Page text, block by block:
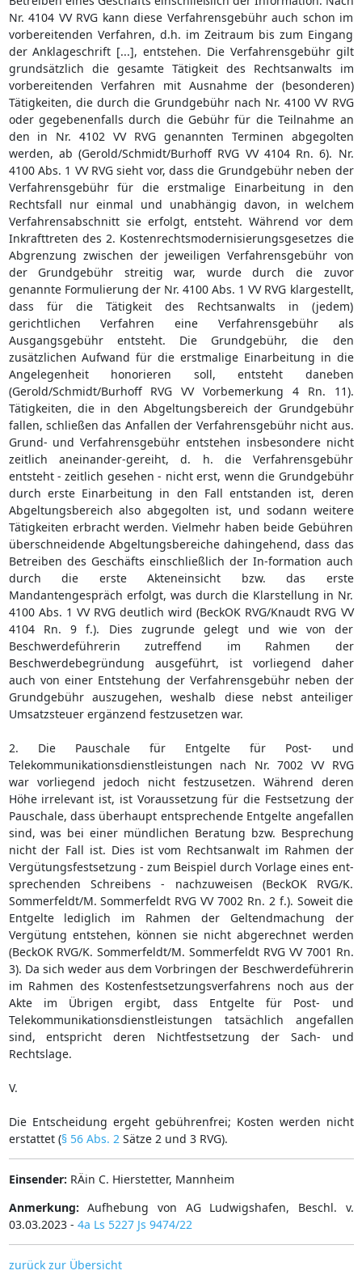
Nr. 4104 VV RVG kann diese Verfahrensgebühr auch schon im
vorbereitenden Verfahren, d.h. im Zeitraum bis zum Eingang
der Anklageschrift [...], entstehen. Die Verfahrensgebühr gilt
grundsätzlich die gesamte Tätigkeit des Rechtsanwalts im
vorbereitenden Verfahren mit Ausnahme der (besonderen)
Tätigkeiten, die durch die Grundgebühr nach Nr. 4100 VV RVG
oder gegebenenfalls durch die Gebühr für die Teilnahme an
den in Nr. 4102 VV RVG genannten Terminen abgegolten
werden, ab (Gerold/Schmidt/Burhoff RVG VV 4104 Rn. 6). Nr.
4100 Abs. 1 VV RVG sieht vor, dass die Grundgebühr neben der
Verfahrensgebühr für die erstmalige Einarbeitung in den
Rechtsfall nur einmal und unabhängig davon, in welchem
Verfahrensabschnitt sie erfolgt, entsteht. Während vor dem
Inkrafttreten des 2. Kostenrechtsmodernisierungsgesetzes die
Abgrenzung zwischen der jeweiligen Verfahrensgebühr von
der Grundgebühr streitig war, wurde durch die zuvor
genannte Formulierung der Nr. 4100 Abs. 1 VV RVG klargestellt,
dass für die Tätigkeit des Rechtsanwalts in (jedem)
gerichtlichen Verfahren eine Verfahrensgebühr als
Ausgangsgebühr entsteht. Die Grundgebühr, die den
zusätzlichen Aufwand für die erstmalige Einarbeitung in die
Angelegenheit honorieren soll, entsteht daneben
(Gerold/Schmidt/Burhoff RVG VV Vorbemerkung 4 Rn. 11).
Tätigkeiten, die in den Abgeltungsbereich der Grundgebühr
fallen, schließen das Anfallen der Verfahrensgebühr nicht aus.
Grund- und Verfahrensgebühr entstehen insbesondere nicht
zeitlich aneinander-gereiht, d. h. die Verfahrensgebühr
entsteht - zeitlich gesehen - nicht erst, wenn die Grundgebühr
durch erste Einarbeitung in den Fall entstanden ist, deren
Abgeltungsbereich also abgegolten ist, und sodann weitere
Tätigkeiten erbracht werden. Vielmehr haben beide Gebühren
überschneidende Abgeltungsbereiche dahingehend, dass das
Betreiben des Geschäfts einschließlich der In-formation auch
durch die erste Akteneinsicht bzw. das erste
Mandantengespräch erfolgt, was durch die Klarstellung in Nr.
4100 Abs. 1 VV RVG deutlich wird (BeckOK RVG/Knaudt RVG VV
4104 Rn. 9 f.). Dies zugrunde gelegt und wie von der
Beschwerdeführerin zutreffend im Rahmen der
Beschwerdebegründung ausgeführt, ist vorliegend daher
auch von einer Entstehung der Verfahrensgebühr neben der
Grundgebühr auszugehen, weshalb diese nebst anteiliger
Umsatzsteuer ergänzend festzusetzen war.
2. Die Pauschale für Entgelte für Post- und
Telekommunikationsdienstleistungen nach Nr. 7002 VV RVG
war vorliegend jedoch nicht festzusetzen. Während deren
Höhe irrelevant ist, ist Voraussetzung für die Festsetzung der
Pauschale, dass überhaupt entsprechende Entgelte angefallen
sind, was bei einer mündlichen Beratung bzw. Besprechung
nicht der Fall ist. Dies ist vom Rechtsanwalt im Rahmen der
Vergütungsfestsetzung - zum Beispiel durch Vorlage eines ent-
sprechenden Schreibens - nachzuweisen (BeckOK RVG/K.
Sommerfeldt/M. Sommerfeldt RVG VV 7002 Rn. 2 f.). Soweit die
Entgelte lediglich im Rahmen der Geltendmachung der
Vergütung entstehen, können sie nicht abgerechnet werden
(BeckOK RVG/K. Sommerfeldt/M. Sommerfeldt RVG VV 7001 Rn.
3). Da sich weder aus dem Vorbringen der Beschwerdeführerin
im Rahmen des Kostenfestsetzungsverfahrens noch aus der
Akte im Übrigen ergibt, dass Entgelte für Post- und
Telekommunikationsdienstleistungen tatsächlich angefallen
sind, entspricht deren Nichtfestsetzung der Sach- und
Rechtslage.
V.
Die Entscheidung ergeht gebührenfrei; Kosten werden nicht
erstattet (§ 56 Abs. 2 Sätze 2 und 3 RVG).
Einsender: RÄin C. Hierstetter, Mannheim
Anmerkung: Aufhebung von AG Ludwigshafen, Beschl. v.
03.03.2023 - 4a Ls 5227 Js 9474/22
zurück zur Übersicht